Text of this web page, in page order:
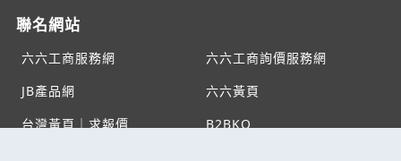
聯名網站
六六工商服務網
六六工商詢價服務網
JB產品網
六六黃頁
台灣黃頁｜求報價
B2BKO